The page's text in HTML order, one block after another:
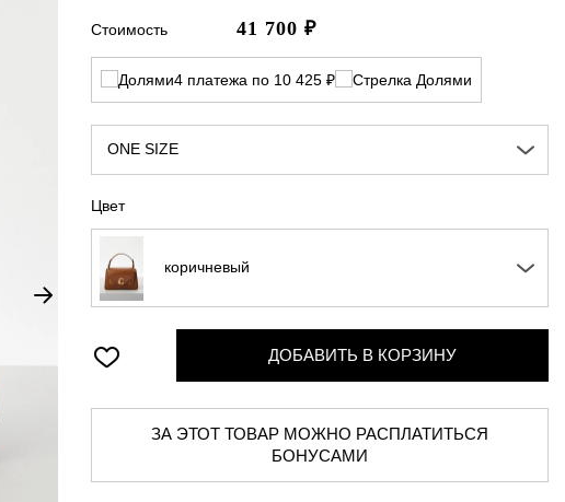
Стоимость 41 700 ₽
4 платежа по 10 425 ₽
ONE SIZE
Цвет
коричневый
ДОБАВИТЬ В КОРЗИНУ
ЗА ЭТОТ ТОВАР МОЖНО РАСПЛАТИТЬСЯ
БОНУСАМИ